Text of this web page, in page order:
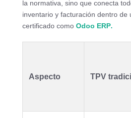
la normativa, sino que conecta
inventario y facturación dentro de
certificado como Odoo ERP.
Aspecto TPV